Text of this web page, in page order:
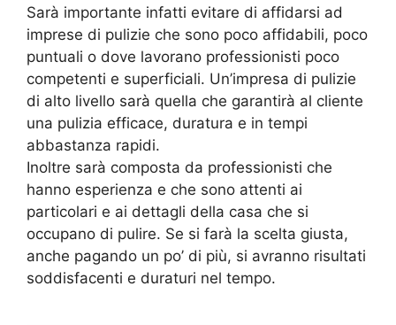
Sarà importante infatti evitare di affidarsi ad
imprese di pulizie che sono poco affidabili, poco
puntuali o dove lavorano professionisti poco
competenti e superficiali. Un’impresa di pulizie
di alto livello sarà quella che garantirà al cliente
una pulizia efficace, duratura e in tempi
abbastanza rapidi.
Inoltre sarà composta da professionisti che
hanno esperienza e che sono attenti ai
particolari e ai dettagli della casa che si
occupano di pulire. Se si farà la scelta giusta,
anche pagando un po’ di più, si avranno risultati
soddisfacenti e duraturi nel tempo.